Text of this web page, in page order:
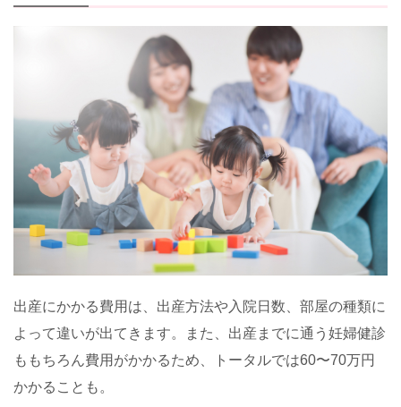
出産にかかる費用は、出産方法や入院日数、部屋の種類に
よって違いが出てきます。また、出産までに通う妊婦健診
ももちろん費用がかかるため、トータルでは60〜70万円
かかることも。